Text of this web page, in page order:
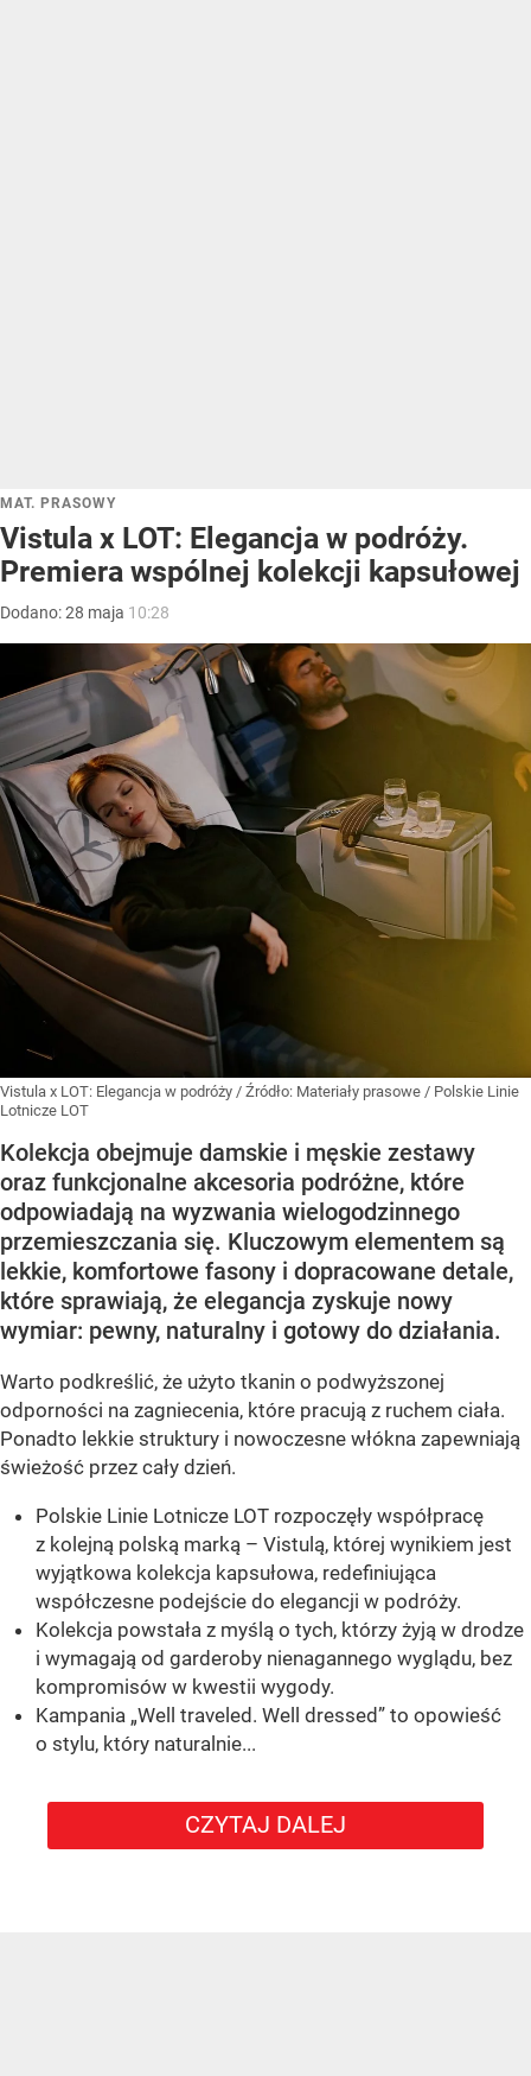
MAT. PRASOWY
Vistula x LOT: Elegancja w podróży.
Premiera wspólnej kolekcji kapsułowej
Dodano:28 maja 10:28
Vistula x LOT: Elegancja w podróży / Źródło: Materiały prasowe / Polskie Linie
Lotnicze LOT
Kolekcja obejmuje damskie i męskie zestawy
oraz funkcjonalne akcesoria podróżne, które
odpowiadają na wyzwania wielogodzinnego
przemieszczania się. Kluczowym elementem są
lekkie, komfortowe fasony i dopracowane detale,
które sprawiają, że elegancja zyskuje nowy
wymiar: pewny, naturalny i gotowy do działania.
Warto podkreślić, że użyto tkanin o podwyższonej
odporności na zagniecenia, które pracują z ruchem ciała.
Ponadto lekkie struktury i nowoczesne włókna zapewniają
świeżość przez cały dzień.
Polskie Linie Lotnicze LOT rozpoczęły współpracę
z kolejną polską marką – Vistulą, której wynikiem jest
wyjątkowa kolekcja kapsułowa, redefiniująca
współczesne podejście do elegancji w podróży.
Kolekcja powstała z myślą o tych, którzy żyją w drodze
i wymagają od garderoby nienagannego wyglądu, bez
kompromisów w kwestii wygody.
Kampania „Well traveled. Well dressed” to opowieść
o stylu, który naturalnie...
CZYTAJ DALEJ